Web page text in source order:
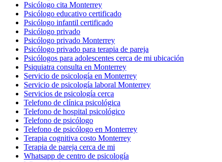
Psicólogo cita Monterrey
Psicólogo educativo certificado
Psicólogo infantil certificado
Psicólogo privado
Psicólogo privado Monterrey
Psicólogo privado para terapia de pareja
Psicólogos para adolescentes cerca de mi ubicación
Psiquiatra consulta en Monterrey
Servicio de psicología en Monterrey
Servicio de psicología laboral Monterrey
Servicios de psicología cerca
Telefono de clínica psicológica
Telefono de hospital psicológico
Telefono de psicólogo
Telefono de psicólogo en Monterrey
Terapia cognitiva costo Monterrey
Terapia de pareja cerca de mi
Whatsapp de centro de psicología